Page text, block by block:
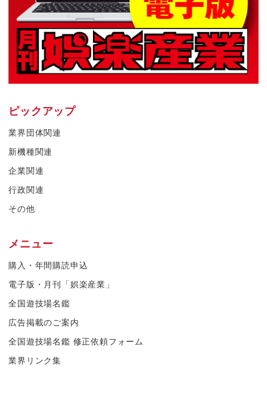
ピックアップ
業界団体関連
新機種関連
企業関連
行政関連
その他
メニュー
購入・年間購読申込
電子版・月刊「娯楽産業」
全国遊技場名鑑
広告掲載のご案内
全国遊技場名鑑 修正依頼フォーム
業界リンク集